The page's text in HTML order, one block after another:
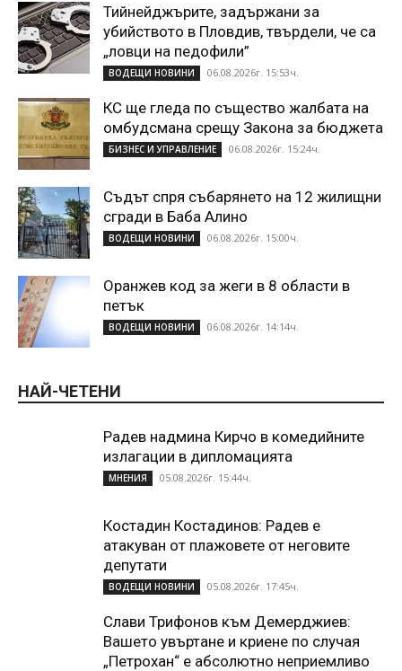
Тийнейджърите, задържани за
убийството в Пловдив, твърдели, че са
„ловци на педофили”
ВОДЕЩИ НОВИНИ 06.08.2026г. 15:53ч.
КС ще гледа по същество жалбата на
омбудсмана срещу Закона за бюджета
БИЗНЕС И УПРАВЛЕНИЕ 06.08.2026г. 15:24ч.
Съдът спря събарянето на 12 жилищни
сгради в Баба Алино
ВОДЕЩИ НОВИНИ 06.08.2026г. 15:00ч.
Оранжев код за жеги в 8 области в
петък
ВОДЕЩИ НОВИНИ 06.08.2026г. 14:14ч.
НАЙ-ЧЕТЕНИ
Радев надмина Кирчо в комедийните
излагации в дипломацията
МНЕНИЯ 05.08.2026г. 15:44ч.
Костадин Костадинов: Радев е
атакуван от плажoвете от неговите
депутати
ВОДЕЩИ НОВИНИ 05.08.2026г. 17:45ч.
Слави Трифонов към Демерджиев:
Вашето увъртане и криене по случая
„Петрохан“ е абсолютно неприемливо